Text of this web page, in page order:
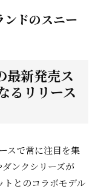
ンドのスニー
最新発売ス
るリリース
スで常に注目を集
ンクシリーズが
とのコラボモデル